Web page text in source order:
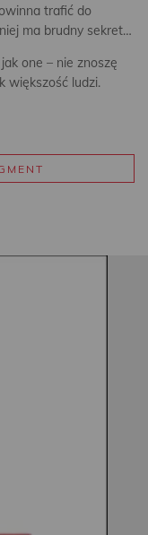
trafić do
ma brudny sekret…
one – nie znoszę
większość ludzi.